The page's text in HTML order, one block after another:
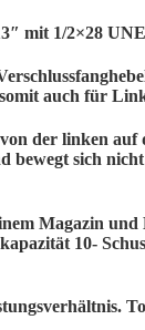
mit 1/2×28
auch für
der linken auf
bewegt sich
Magazin und
10-